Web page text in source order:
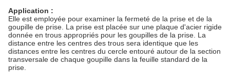
Application :
Elle est employée pour examiner la fermeté de la prise et de la
goupille de prise. La prise est placée sur une plaque d'acier rigide
donnée en trous appropriés pour les goupilles de la prise. La
distance entre les centres des trous sera identique que les
distances entre les centres du cercle entouré autour de la section
transversale de chaque goupille dans la feuille standard de la
prise.